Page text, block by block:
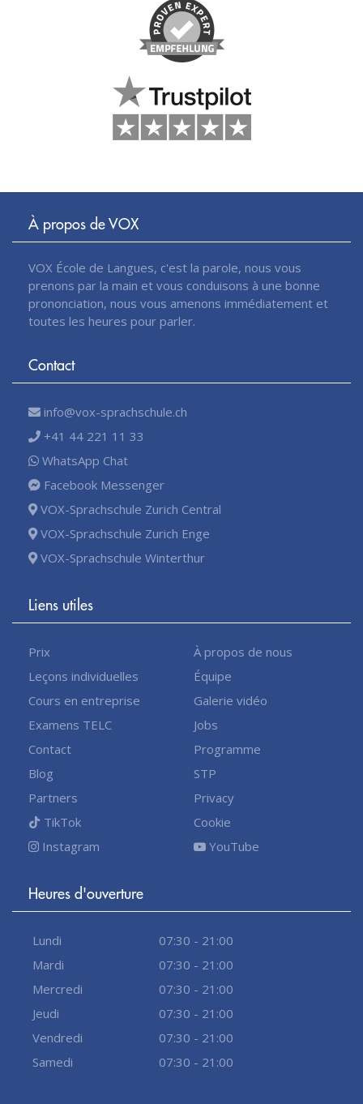
À propos de VOX
VOX École de Langues, c'est la parole, nous vous
prenons par la main et vous conduisons à une bonne
prononciation, nous vous amenons immédiatement et
toutes les heures pour parler.
Contact
info@vox-sprachschule.ch
+41 44 221 11 33
WhatsApp Chat
Facebook Messenger
VOX-Sprachschule Zurich Central
VOX-Sprachschule Zurich Enge
VOX-Sprachschule Winterthur
Liens utiles
Prix
Leçons individuelles
Cours en entreprise
Examens TELC
Contact
Blog
Partners
TikTok
Instagram
À propos de nous
Équipe
Galerie vidéo
Jobs
Programme
STP
Privacy
Cookie
YouTube
Heures d'ouverture
Lundi
07:30 - 21:00
Mardi
07:30 - 21:00
Mercredi
07:30 - 21:00
Jeudi
07:30 - 21:00
Vendredi
07:30 - 21:00
Samedi
07:30 - 21:00